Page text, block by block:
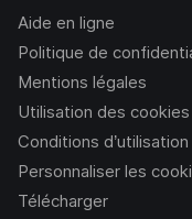
Aide en ligne
Politique de
Mentions légales
Utilisation des cookies
Conditions d’utilisation
Personnaliser les
Télécharger